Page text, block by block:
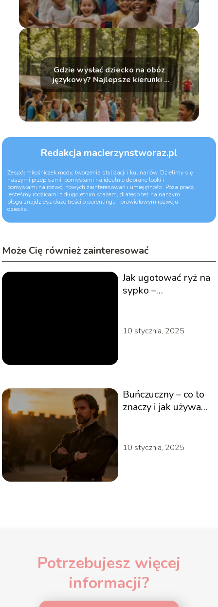
Gdzie wysłać dziecko na obóz
językowy? Najlepsze kierunki i
organizatorzy
Redakcja macierzynstworaz.pl
Zespół miłośniczek mody, tworzenia stylizacji i kulinariów. Dzielimy się
naszymi przepisami, pomysłami na idealnie dobrane looki i
pomysłami na rozwój nowych zainteresowań i umiejętności. Poza pracą
jesteśmy rodzicami z długoletnim stażem, dlatego też na naszym
blogu znajdziesz dużo treści o parentingu i prawidłowym rozwoju
dziecka.
Może Cię również zainteresować
Jak ugotować ryż na
sypko –
10 stycznia, 2025
Buńczuczny – co to
znaczy i jak używać
10 stycznia, 2025
Potrzebujesz więcej
informacji?